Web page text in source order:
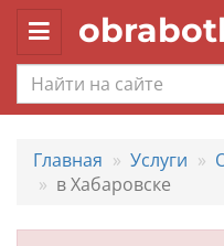
Toggle
navigation
Главная Услуги
в Хабаровске